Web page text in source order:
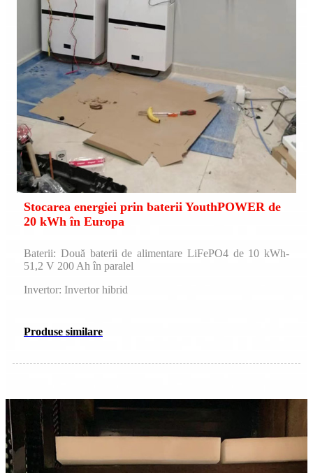
Stocarea energiei prin baterii YouthPOWER de
20 kWh în Europa
Baterii: Două baterii de alimentare LiFePO4 de 10 kWh-
51,2 V 200 Ah în paralel
Invertor: Invertor hibrid
Produse similare